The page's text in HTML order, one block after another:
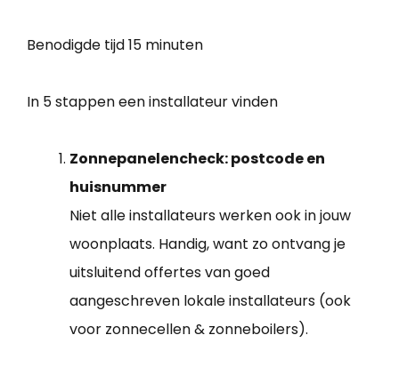
Benodigde tijd15 minuten
In 5 stappen een installateur vinden
Zonnepanelencheck: postcode en
huisnummer
Niet alle installateurs werken ook in jouw
woonplaats. Handig, want zo ontvang je
uitsluitend offertes van goed
aangeschreven lokale installateurs (ook
voor zonnecellen & zonneboilers).